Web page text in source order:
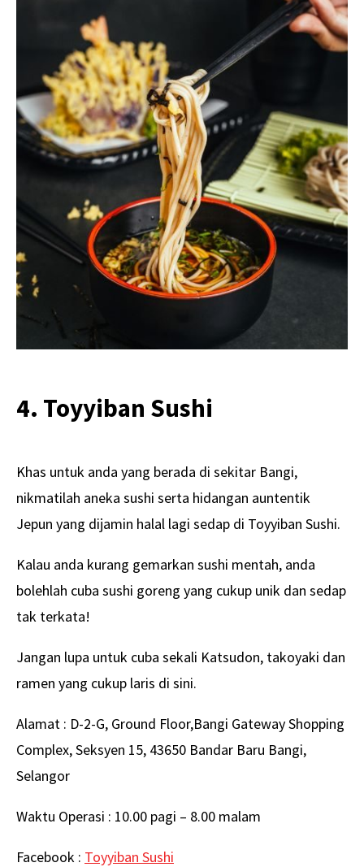
4. Toyyiban Sushi
Khas untuk anda yang berada di sekitar Bangi,
nikmatilah aneka sushi serta hidangan auntentik
Jepun yang dijamin halal lagi sedap di Toyyiban Sushi.
Kalau anda kurang gemarkan sushi mentah, anda
bolehlah cuba sushi goreng yang cukup unik dan sedap
tak terkata!
Jangan lupa untuk cuba sekali Katsudon, takoyaki dan
ramen yang cukup laris di sini.
Alamat : D-2-G, Ground Floor,Bangi Gateway Shopping
Complex, Seksyen 15, 43650 Bandar Baru Bangi,
Selangor
Waktu Operasi : 10.00 pagi – 8.00 malam
Facebook : Toyyiban Sushi